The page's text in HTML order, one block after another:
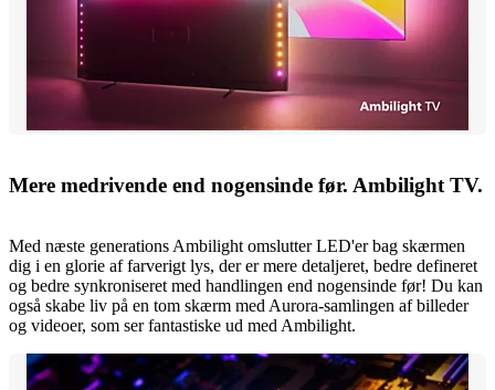
Mere medrivende end nogensinde før. Ambilight TV.
Med næste generations Ambilight omslutter LED'er bag skærmen
dig i en glorie af farverigt lys, der er mere detaljeret, bedre defineret
og bedre synkroniseret med handlingen end nogensinde før! Du kan
også skabe liv på en tom skærm med Aurora-samlingen af billeder
og videoer, som ser fantastiske ud med Ambilight.